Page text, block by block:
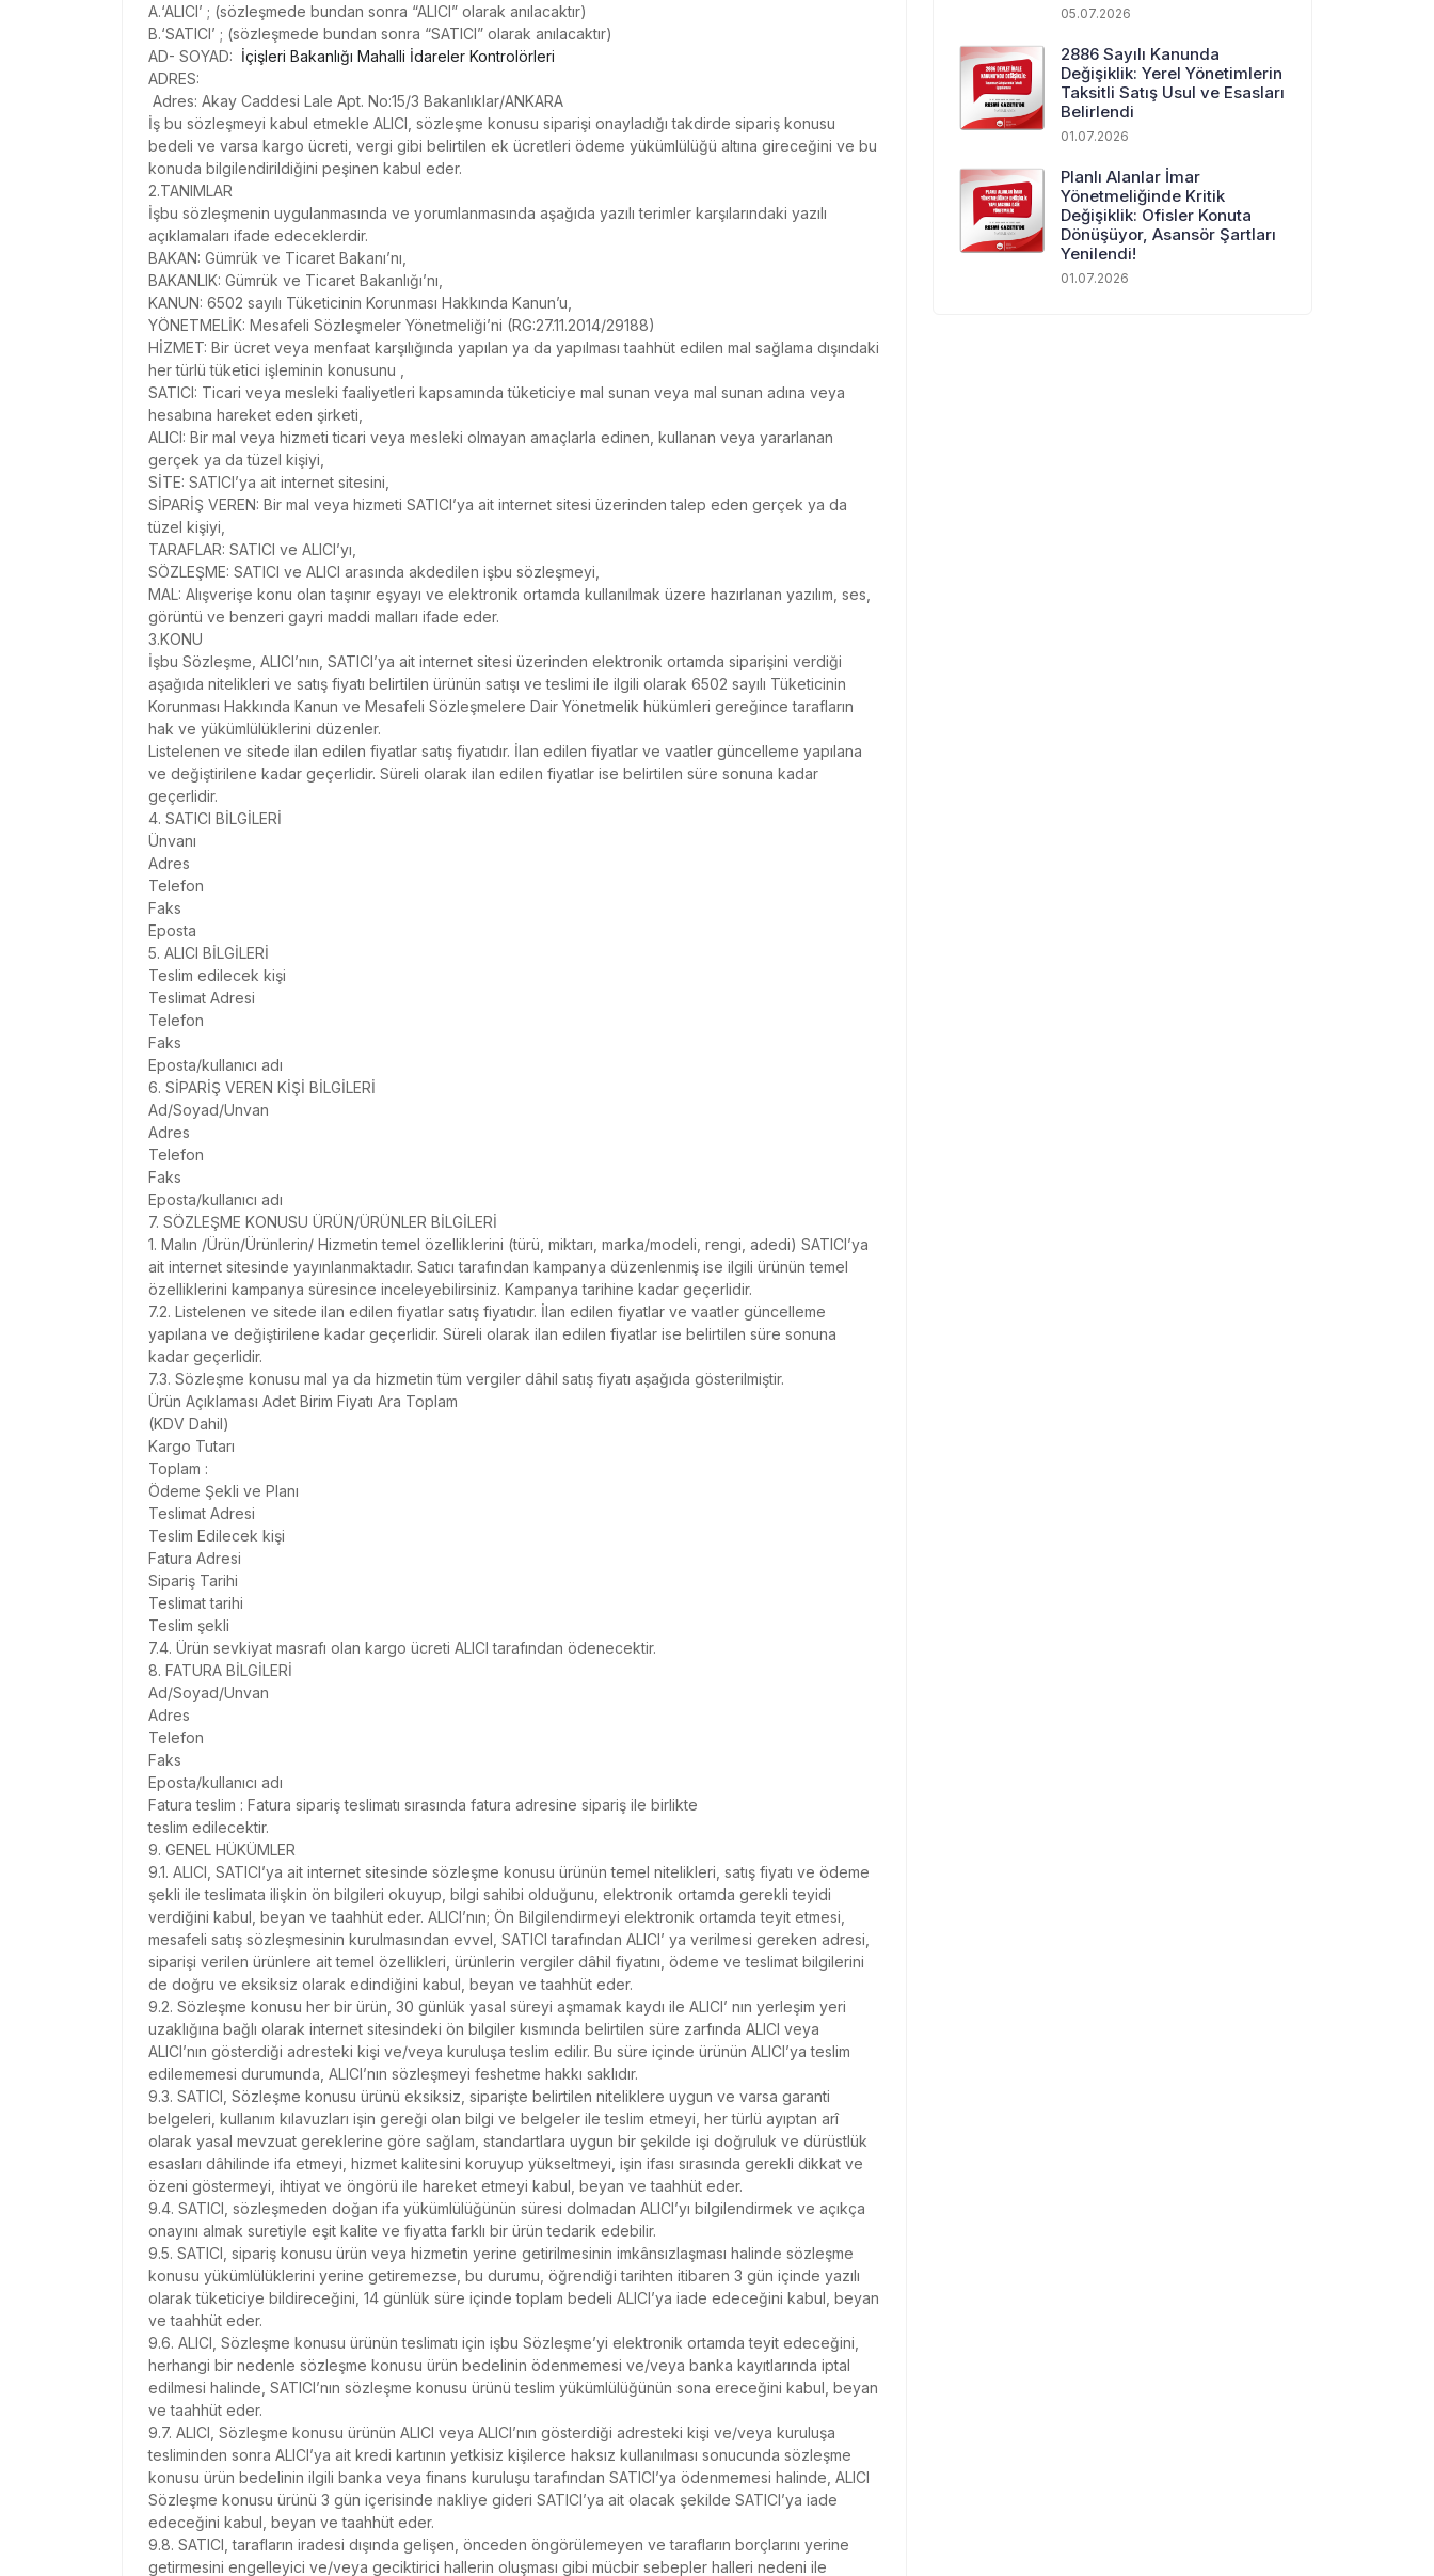
A.‘ALICI’ ; (sözleşmede bundan sonra “ALICI” olarak anılacaktır)
B.‘SATICI’ ; (sözleşmede bundan sonra “SATICI” olarak anılacaktır)
AD- SOYAD: İçişleri Bakanlığı Mahalli İdareler Kontrolörleri
ADRES:
Adres: Akay Caddesi Lale Apt. No:15/3 Bakanlıklar/ANKARA
İş bu sözleşmeyi kabul etmekle ALICI, sözleşme konusu siparişi onayladığı takdirde sipariş konusu
bedeli ve varsa kargo ücreti, vergi gibi belirtilen ek ücretleri ödeme yükümlülüğü altına gireceğini ve bu
konuda bilgilendirildiğini peşinen kabul eder.
2.TANIMLAR
İşbu sözleşmenin uygulanmasında ve yorumlanmasında aşağıda yazılı terimler karşılarındaki yazılı
açıklamaları ifade edeceklerdir.
BAKAN: Gümrük ve Ticaret Bakanı’nı,
BAKANLIK: Gümrük ve Ticaret Bakanlığı’nı,
KANUN: 6502 sayılı Tüketicinin Korunması Hakkında Kanun’u,
YÖNETMELİK: Mesafeli Sözleşmeler Yönetmeliği’ni (RG:27.11.2014/29188)
HİZMET: Bir ücret veya menfaat karşılığında yapılan ya da yapılması taahhüt edilen mal sağlama dışındaki
her türlü tüketici işleminin konusunu ,
SATICI: Ticari veya mesleki faaliyetleri kapsamında tüketiciye mal sunan veya mal sunan adına veya
hesabına hareket eden şirketi,
ALICI: Bir mal veya hizmeti ticari veya mesleki olmayan amaçlarla edinen, kullanan veya yararlanan
gerçek ya da tüzel kişiyi,
SİTE: SATICI’ya ait internet sitesini,
SİPARİŞ VEREN: Bir mal veya hizmeti SATICI’ya ait internet sitesi üzerinden talep eden gerçek ya da
tüzel kişiyi,
TARAFLAR: SATICI ve ALICI’yı,
SÖZLEŞME: SATICI ve ALICI arasında akdedilen işbu sözleşmeyi,
MAL: Alışverişe konu olan taşınır eşyayı ve elektronik ortamda kullanılmak üzere hazırlanan yazılım, ses,
görüntü ve benzeri gayri maddi malları ifade eder.
3.KONU
İşbu Sözleşme, ALICI’nın, SATICI’ya ait internet sitesi üzerinden elektronik ortamda siparişini verdiği
aşağıda nitelikleri ve satış fiyatı belirtilen ürünün satışı ve teslimi ile ilgili olarak 6502 sayılı Tüketicinin
Korunması Hakkında Kanun ve Mesafeli Sözleşmelere Dair Yönetmelik hükümleri gereğince tarafların
hak ve yükümlülüklerini düzenler.
Listelenen ve sitede ilan edilen fiyatlar satış fiyatıdır. İlan edilen fiyatlar ve vaatler güncelleme yapılana
ve değiştirilene kadar geçerlidir. Süreli olarak ilan edilen fiyatlar ise belirtilen süre sonuna kadar
geçerlidir.
4. SATICI BİLGİLERİ
Ünvanı
Adres
Telefon
Faks
Eposta
5. ALICI BİLGİLERİ
Teslim edilecek kişi
Teslimat Adresi
Telefon
Faks
Eposta/kullanıcı adı
6. SİPARİŞ VEREN KİŞİ BİLGİLERİ
Ad/Soyad/Unvan
Adres
Telefon
Faks
Eposta/kullanıcı adı
7. SÖZLEŞME KONUSU ÜRÜN/ÜRÜNLER BİLGİLERİ
1. Malın /Ürün/Ürünlerin/ Hizmetin temel özelliklerini (türü, miktarı, marka/modeli, rengi, adedi) SATICI’ya
ait internet sitesinde yayınlanmaktadır. Satıcı tarafından kampanya düzenlenmiş ise ilgili ürünün temel
özelliklerini kampanya süresince inceleyebilirsiniz. Kampanya tarihine kadar geçerlidir.
7.2. Listelenen ve sitede ilan edilen fiyatlar satış fiyatıdır. İlan edilen fiyatlar ve vaatler güncelleme
yapılana ve değiştirilene kadar geçerlidir. Süreli olarak ilan edilen fiyatlar ise belirtilen süre sonuna
kadar geçerlidir.
7.3. Sözleşme konusu mal ya da hizmetin tüm vergiler dâhil satış fiyatı aşağıda gösterilmiştir.
Ürün Açıklaması Adet Birim Fiyatı Ara Toplam
(KDV Dahil)
Kargo Tutarı
Toplam :
Ödeme Şekli ve Planı
Teslimat Adresi
Teslim Edilecek kişi
Fatura Adresi
Sipariş Tarihi
Teslimat tarihi
Teslim şekli
7.4. Ürün sevkiyat masrafı olan kargo ücreti ALICI tarafından ödenecektir.
8. FATURA BİLGİLERİ
Ad/Soyad/Unvan
Adres
Telefon
Faks
Eposta/kullanıcı adı
Fatura teslim : Fatura sipariş teslimatı sırasında fatura adresine sipariş ile birlikte
teslim edilecektir.
9. GENEL HÜKÜMLER
9.1. ALICI, SATICI’ya ait internet sitesinde sözleşme konusu ürünün temel nitelikleri, satış fiyatı ve ödeme
şekli ile teslimata ilişkin ön bilgileri okuyup, bilgi sahibi olduğunu, elektronik ortamda gerekli teyidi
verdiğini kabul, beyan ve taahhüt eder. ALICI’nın; Ön Bilgilendirmeyi elektronik ortamda teyit etmesi,
mesafeli satış sözleşmesinin kurulmasından evvel, SATICI tarafından ALICI’ ya verilmesi gereken adresi,
siparişi verilen ürünlere ait temel özellikleri, ürünlerin vergiler dâhil fiyatını, ödeme ve teslimat bilgilerini
de doğru ve eksiksiz olarak edindiğini kabul, beyan ve taahhüt eder.
9.2. Sözleşme konusu her bir ürün, 30 günlük yasal süreyi aşmamak kaydı ile ALICI’ nın yerleşim yeri
uzaklığına bağlı olarak internet sitesindeki ön bilgiler kısmında belirtilen süre zarfında ALICI veya
ALICI’nın gösterdiği adresteki kişi ve/veya kuruluşa teslim edilir. Bu süre içinde ürünün ALICI’ya teslim
edilememesi durumunda, ALICI’nın sözleşmeyi feshetme hakkı saklıdır.
9.3. SATICI, Sözleşme konusu ürünü eksiksiz, siparişte belirtilen niteliklere uygun ve varsa garanti
belgeleri, kullanım kılavuzları işin gereği olan bilgi ve belgeler ile teslim etmeyi, her türlü ayıptan arî
olarak yasal mevzuat gereklerine göre sağlam, standartlara uygun bir şekilde işi doğruluk ve dürüstlük
esasları dâhilinde ifa etmeyi, hizmet kalitesini koruyup yükseltmeyi, işin ifası sırasında gerekli dikkat ve
özeni göstermeyi, ihtiyat ve öngörü ile hareket etmeyi kabul, beyan ve taahhüt eder.
9.4. SATICI, sözleşmeden doğan ifa yükümlülüğünün süresi dolmadan ALICI’yı bilgilendirmek ve açıkça
onayını almak suretiyle eşit kalite ve fiyatta farklı bir ürün tedarik edebilir.
9.5. SATICI, sipariş konusu ürün veya hizmetin yerine getirilmesinin imkânsızlaşması halinde sözleşme
konusu yükümlülüklerini yerine getiremezse, bu durumu, öğrendiği tarihten itibaren 3 gün içinde yazılı
olarak tüketiciye bildireceğini, 14 günlük süre içinde toplam bedeli ALICI’ya iade edeceğini kabul, beyan
ve taahhüt eder.
9.6. ALICI, Sözleşme konusu ürünün teslimatı için işbu Sözleşme’yi elektronik ortamda teyit edeceğini,
herhangi bir nedenle sözleşme konusu ürün bedelinin ödenmemesi ve/veya banka kayıtlarında iptal
edilmesi halinde, SATICI’nın sözleşme konusu ürünü teslim yükümlülüğünün sona ereceğini kabul, beyan
ve taahhüt eder.
9.7. ALICI, Sözleşme konusu ürünün ALICI veya ALICI’nın gösterdiği adresteki kişi ve/veya kuruluşa
tesliminden sonra ALICI’ya ait kredi kartının yetkisiz kişilerce haksız kullanılması sonucunda sözleşme
konusu ürün bedelinin ilgili banka veya finans kuruluşu tarafından SATICI’ya ödenmemesi halinde, ALICI
Sözleşme konusu ürünü 3 gün içerisinde nakliye gideri SATICI’ya ait olacak şekilde SATICI’ya iade
edeceğini kabul, beyan ve taahhüt eder.
9.8. SATICI, tarafların iradesi dışında gelişen, önceden öngörülemeyen ve tarafların borçlarını yerine
getirmesini engelleyici ve/veya geciktirici hallerin oluşması gibi mücbir sebepler halleri nedeni ile
05.07.2026
2886 Sayılı Kanunda
Değişiklik: Yerel Yönetimlerin
Taksitli Satış Usul ve Esasları
Belirlendi
01.07.2026
Planlı Alanlar İmar
Yönetmeliğinde Kritik
Değişiklik: Ofisler Konuta
Dönüşüyor, Asansör Şartları
Yenilendi!
01.07.2026